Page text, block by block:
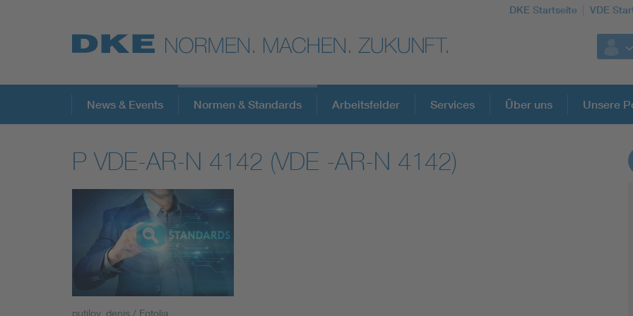
DKE Startseite VDE
Top-Themen
VDE Fokusthemen
Digital Security
Energy
DKE Fachinformationen im Kontext der
News & Events Normen & Standards Arbeitsfelder Services Über uns Unsere
P VDE-AR-N 4142 (VDE -AR-N 4142)
putilov_denis / Fotolia